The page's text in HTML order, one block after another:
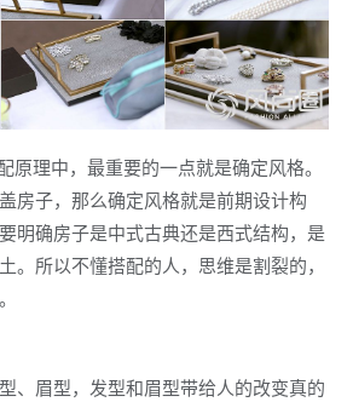
理中，最重要的一点就是确定风格。
房子，那么确定风格就是前期设计构
明确房子是中式古典还是西式结构，是
。所以不懂搭配的人，思维是割裂的，
、眉型，发型和眉型带给人的改变真的